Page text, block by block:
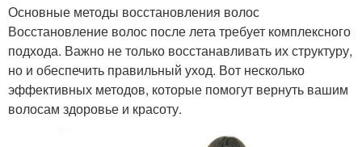
Основные методы восстановления волос
Восстановление волос после лета требует комплексного
подхода. Важно не только восстанавливать их структуру,
но и обеспечить правильный уход. Вот несколько
эффективных методов, которые помогут вернуть вашим
волосам здоровье и красоту.